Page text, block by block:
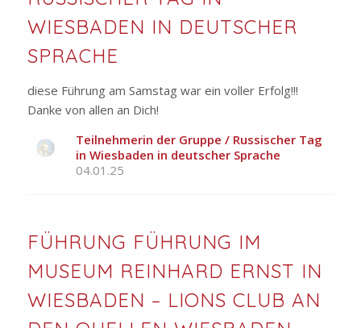
WIESBADEN IN DEUTSCHER
SPRACHE
diese Führung am Samstag war ein voller Erfolg!!!
Danke von allen an Dich!
Teilnehmerin der Gruppe / Russischer Tag
in Wiesbaden in deutscher Sprache
04.01.25
FÜHRUNG FÜHRUNG IM
MUSEUM REINHARD ERNST IN
WIESBADEN – LIONS CLUB AN